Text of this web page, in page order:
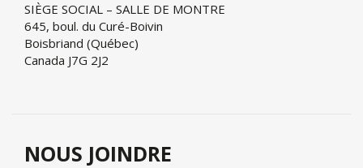
SIÈGE SOCIAL – SALLE DE MONTRE
645, boul. du Curé-Boivin
Boisbriand (Québec)
Canada J7G 2J2
NOUS JOINDRE